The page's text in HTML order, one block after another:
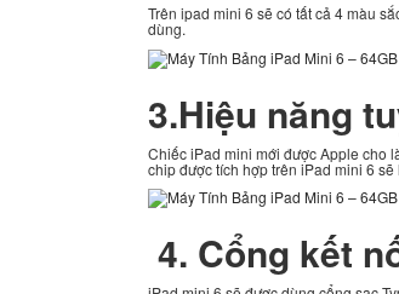
Trên ipad mini 6 sẽ có tất cả 4 màu
dùng.
3.Hiệu năng
Chiếc iPad mini mới được Apple cho
chip được tích hợp trên iPad mini 6
4. Cổng kết